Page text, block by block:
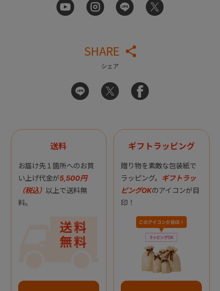
SHARE
シェア
送料
お届け先１箇所へのお買
い上げ代金が5,500円
（税込） 以上で送料無
料。
ギフトラッピング
贈り物を素敵な包装紙で
ラッピング。 ギフトラッ
ピングOKのアイコンが目
印！